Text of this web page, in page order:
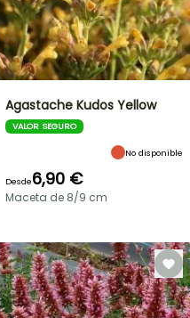
Agastache Kudos Yellow
VALOR SEGURO
No disponible
Desde6,90 €
Maceta de 8/9 cm